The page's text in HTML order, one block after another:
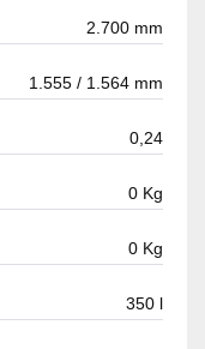
2.700 mm
1.555 / 1.564 mm
0,24
0 Kg
0 Kg
350 l